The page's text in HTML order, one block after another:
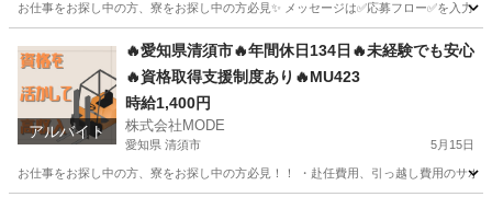
お仕事をお探し中の方、寮をお探し中の方必見✨ メッセージは✅応募フロー✅を入力
軽作業 時給
アルバイト
🔥愛知県清須市🔥年間休日134日🔥未経験でも安心
🔥資格取得支援制度あり🔥MU423
時給1,400円
株式会社MODE
愛知県 清須市 5月15日
お仕事をお探し中の方、寮をお探し中の方必見！！ ・赴任費用、引っ越し費用のサ